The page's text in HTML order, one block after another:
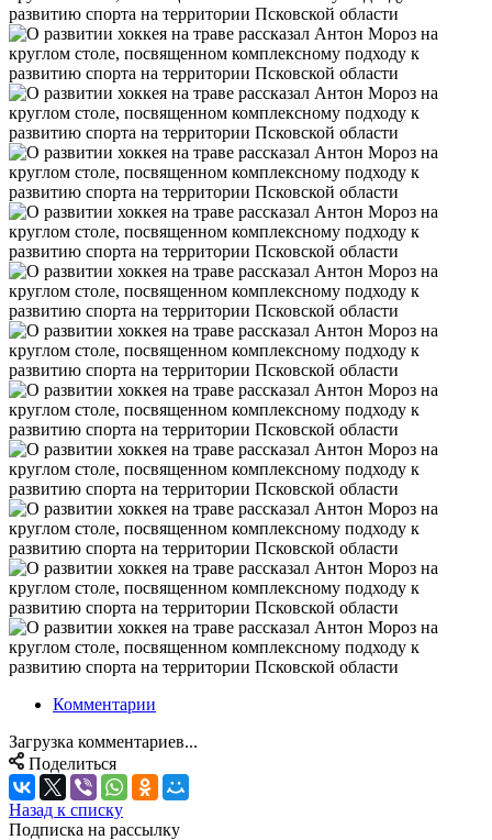
Комментарии
Загрузка комментариев...
Поделиться
Назад к списку
Подписка на рассылку